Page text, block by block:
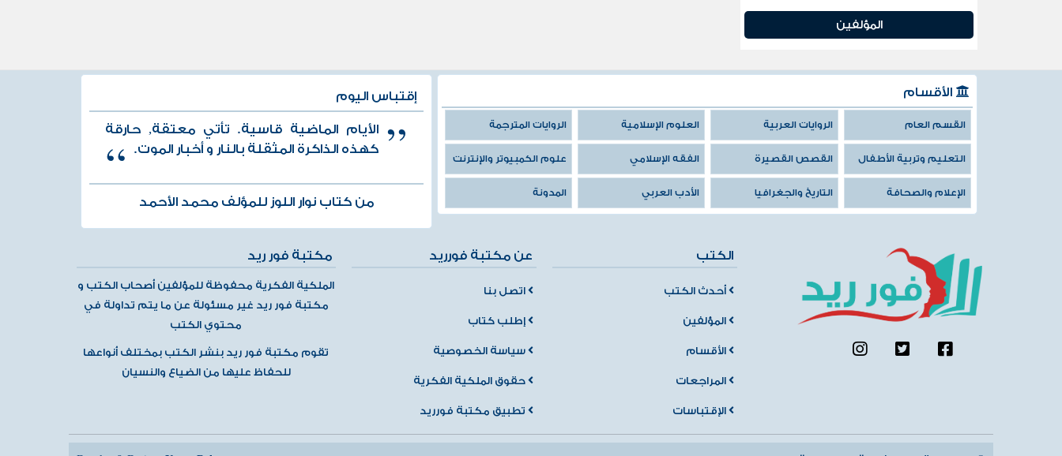
المؤلفين
الأقسام
القسم العام الروايات العربية العلوم الإسلامية الروايات المترجمة
التعليم وتربية الأطفال القصص القصيرة الفقه الإسلامي علوم الكمبيوتر والإنترنت
الإعلام والصحافة التاريخ والجغرافيا الأدب العربي المدونة
إقتباس اليوم
الأيام الماضية قاسية. تأتي معتقة, حارقة
كهذه الذاكرة المثقلة بالنار و أخبار الموت.
من كتاب نوار اللوز للمؤلف محمد الأحمد
مكتبة فور ريد
الملكية الفكرية محفوظة للمؤلفين أصحاب الكتب و
مكتبة فور ريد غير مسئولة عن ما يتم تداولة في
محتوي الكتب
تقوم مكتبة فور ريد بنشر الكتب بمختلف أنواعها
للحفاظ عليها من الضياع والنسيان
عن مكتبة فورريد
اتصل بنا
إطلب كتاب
سياسة الخصوصية
حقوق الملكية الفكرية
تطبيق مكتبة فورريد
الكتب
أحدث الكتب
المؤلفين
الأقسام
المراجعات
الإقتباسات